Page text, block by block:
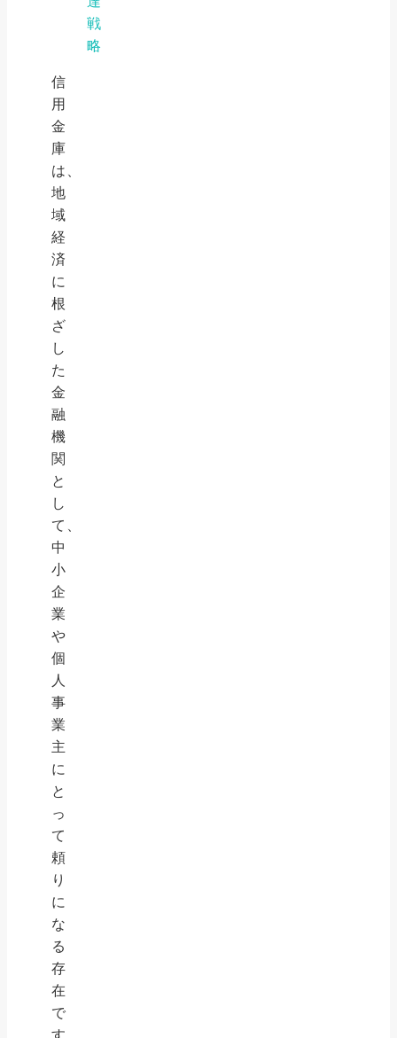
戦
略
信
用
金
庫
は、
地
域
経
済
に
根
ざ
し
た
金
融
機
関
と
し
て、
中
小
企
業
や
個
人
事
業
主
に
と
っ
て
頼
り
に
な
る
存
在
で
す。